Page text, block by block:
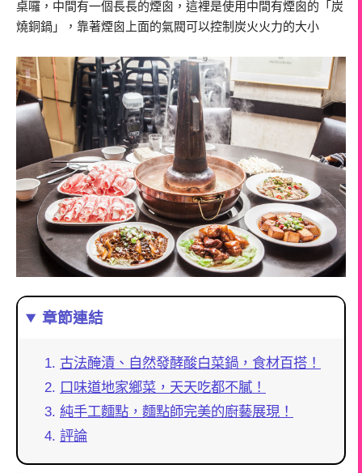
桌囉，中間有一個長長的煙囪，這裡是使用中間有煙囪的「炭
燒銅鍋」，靠著煙囪上面的氣閥可以控制炭火火力的大小
章節連結
古法醃漬、自然發酵酸白菜鍋，食材百搭！
口味道地家鄉菜，天天吃都不膩！
純手工麵點，麵點師完美的廚藝展現！
評論